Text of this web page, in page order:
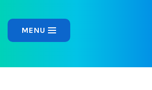
MENU